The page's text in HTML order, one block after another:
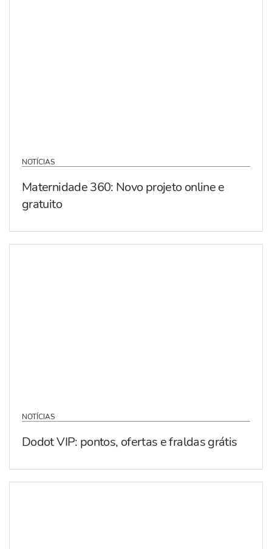
NOTÍCIAS
Maternidade 360: Novo projeto online e
gratuito
NOTÍCIAS
Dodot VIP: pontos, ofertas e fraldas grátis